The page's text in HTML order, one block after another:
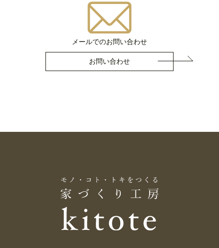
メールでのお問い合わせ
お問い合わせ